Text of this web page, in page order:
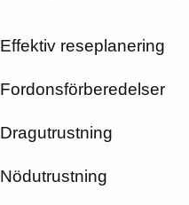
Effektiv reseplanering
Fordonsförberedelser
Dragutrustning
Nödutrustning